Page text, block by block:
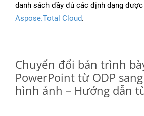
danh sách đầy đủ các định dạng
Aspose.Total Cloud.
Chuyển đổi bản trình
PowerPoint từ ODP
hình ảnh – Hướng dẫn